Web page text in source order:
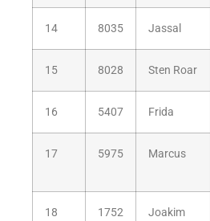
14 8035 Jassal
15 8028 Sten Roar
16 5407 Frida
17 5975 Marcus
18 1752 Joakim